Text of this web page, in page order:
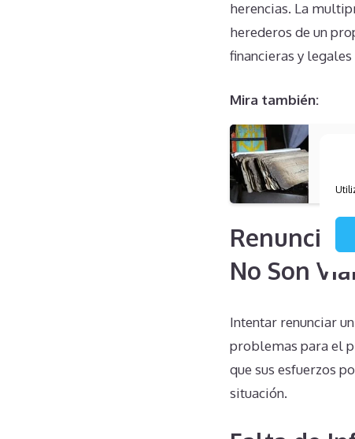
herencias. La
herederos de un
financieras y
Mira también:
No Son
Intentar renunciar
problemas para el
que sus esfuerzos
situación.